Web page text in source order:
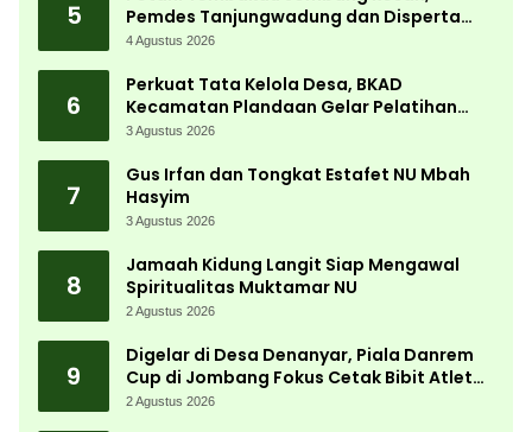
5
Pemdes Tanjungwadung dan Disperta
Bergerak Cepat
4 Agustus 2026
6
Perkuat Tata Kelola Desa, BKAD
Kecamatan Plandaan Gelar Pelatihan
Aparatur Pemdes
3 Agustus 2026
7
Gus Irfan dan Tongkat Estafet NU Mbah
Hasyim
3 Agustus 2026
8
Jamaah Kidung Langit Siap Mengawal
Spiritualitas Muktamar NU
2 Agustus 2026
9
Digelar di Desa Denanyar, Piala Danrem
Cup di Jombang Fokus Cetak Bibit Atlet
Menembak Berprestasi
2 Agustus 2026